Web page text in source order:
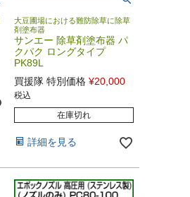
大豆圃場における難防除草に除草
剤塗布器
サンエー 除草剤塗布器 パ
クパク ロングタイプ
PK89L
買援隊 特別価格 ¥20,000
税込
在庫切れ
詳細を見る